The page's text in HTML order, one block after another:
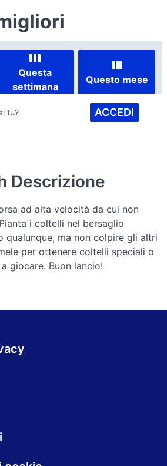
Questa
settimana
Questo mese
tu? ACCEDI
Descrizione
ad alta velocità da cui non
i coltelli nel bersaglio
qualunque, ma non colpire gli altri
per ottenere coltelli speciali o
giocare. Buon lancio!